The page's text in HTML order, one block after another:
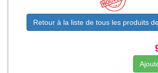
Retour à la liste de tous les produits